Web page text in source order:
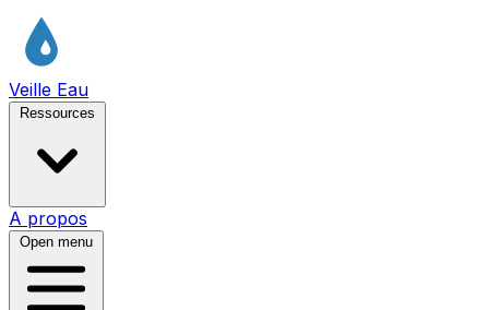
Veille Eau
Ressources
A propos
Open menu